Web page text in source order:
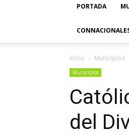
PORTADA
Inicio Municipios
Municipios
del